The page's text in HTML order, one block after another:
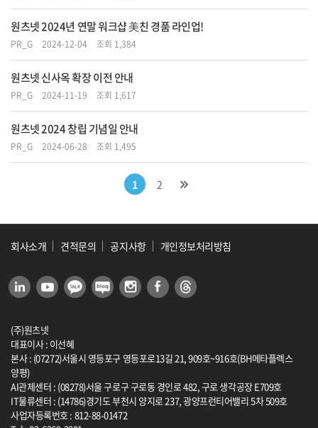
원츠넷 2024년 연말 워크샵 美친 경품 라인업!
PR_G 2024-12-04 조회 1,384
원츠넷 신사옥 확장 이전 안내
PR_G 2024-11-19 조회 1,617
원츠넷 2024 창립 기념일 안내
PR_G 2024-06-28 조회 1,495
1 2
회사소개 견적문의 공지사항 개인정보처리방침
(주)원츠넷
대표이사 : 이선혜
본사 : (07272)서울시 영등포구 영등포로13길 21, 909호~916호(BH메타플렉스
양평)
AI관제센터 : (08278)서울 구로구 구로동 경인로 482, 구로 생각공장 E709호
IT물류센터 : (14786)경기도 부천시 양지로 237, 광양프런티어밸리 5차 509호
사업자등록번호 : 812-88-01472